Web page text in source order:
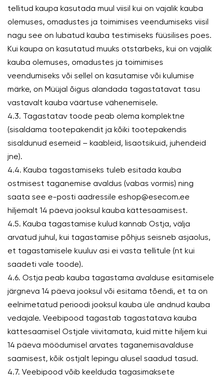
tellitud kaupa kasutada muul viisil kui on vajalik kauba
olemuses, omadustes ja toimimises veendumiseks viisil
nagu see on lubatud kauba testimiseks füüsilises poes.
Kui kaupa on kasutatud muuks otstarbeks, kui on vajalik
kauba olemuses, omadustes ja toimimises
veendumiseks või sellel on kasutamise või kulumise
märke, on Müüjal õigus alandada tagastatavat tasu
vastavalt kauba väärtuse vähenemisele.
4.3. Tagastatav toode peab olema komplektne
(sisaldama tootepakendit ja kõiki tootepakendis
sisaldunud esemeid – kaableid, lisaotsikuid, juhendeid
jne).
4.4. Kauba tagastamiseks tuleb esitada kauba
ostmisest taganemise avaldus (vabas vormis) ning
saata see e-posti aadressile eshop@esecom.ee
hiljemalt 14 päeva jooksul kauba kättesaamisest.
4.5. Kauba tagastamise kulud kannab Ostja, välja
arvatud juhul, kui tagastamise põhjus seisneb asjaolus,
et tagastamisele kuuluv asi ei vasta tellitule (nt kui
saadeti vale toode).
4.6. Ostja peab kauba tagastama avalduse esitamisele
järgneva 14 päeva jooksul või esitama tõendi, et ta on
eelnimetatud perioodi jooksul kauba üle andnud kauba
vedajale. Veebipood tagastab tagastatava kauba
kättesaamisel Ostjale viivitamata, kuid mitte hiljem kui
14 päeva möödumisel arvates taganemisavalduse
saamisest, kõik ostjalt lepingu alusel saadud tasud.
4.7. Veebipood võib keelduda tagasimaksete